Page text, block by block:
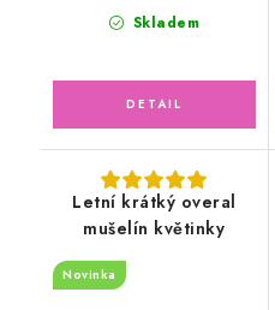
Skladem
Letní krátký overal
mušelín květinky
Novinka